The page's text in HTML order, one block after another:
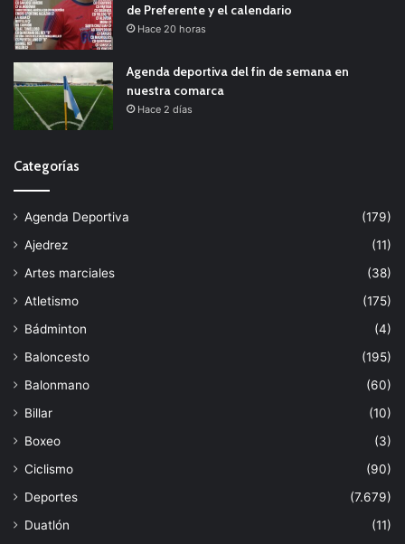
de Preferente y el calendario
Hace 20 horas
Agenda deportiva del fin de semana en
nuestra comarca
Hace 2 días
Categorías
Agenda Deportiva
(179)
Ajedrez
(11)
Artes marciales
(38)
Atletismo
(175)
Bádminton
(4)
Baloncesto
(195)
Balonmano
(60)
Billar
(10)
Boxeo
(3)
Ciclismo
(90)
Deportes
(7.679)
Duatlón
(11)